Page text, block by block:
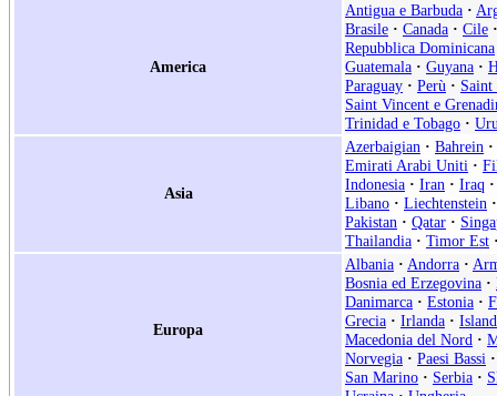
America
Antigua e Barbuda ·
Brasile · Canada · Cile ·
Repubblica Dominicana
Guatemala · Guyana ·
Paraguay · Perù ·
Saint Vincent e
Trinidad e Tobago ·
Asia
Azerbaigian · Bahrein ·
Emirati Arabi Uniti ·
Indonesia · Iran · Iraq ·
Libano · Liechtenstein ·
Pakistan · Qatar ·
Thailandia · Timor Est
Europa
Albania · Andorra ·
Bosnia ed Erzegovina ·
Danimarca · Estonia ·
Grecia · Irlanda ·
Macedonia del Nord ·
Norvegia · Paesi Bassi ·
San Marino · Serbia ·